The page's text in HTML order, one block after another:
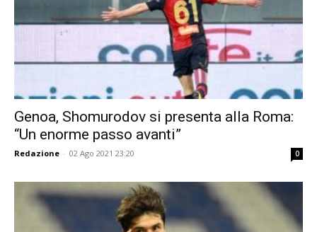
Genoa, Shomurodov si presenta alla Roma:
“Un enorme passo avanti”
Redazione - 02 Ago 2021 23:20 0